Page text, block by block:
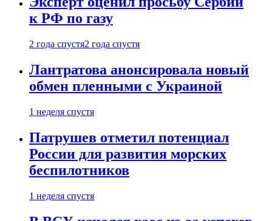
к РФ по газу
2 года спустя2 года спустя
Лантратова анонсировала новый
обмен пленными с Украиной
1 неделя спустя
Патрушев отметил потенциал
России для развития морских
беспилотников
1 неделя спустя